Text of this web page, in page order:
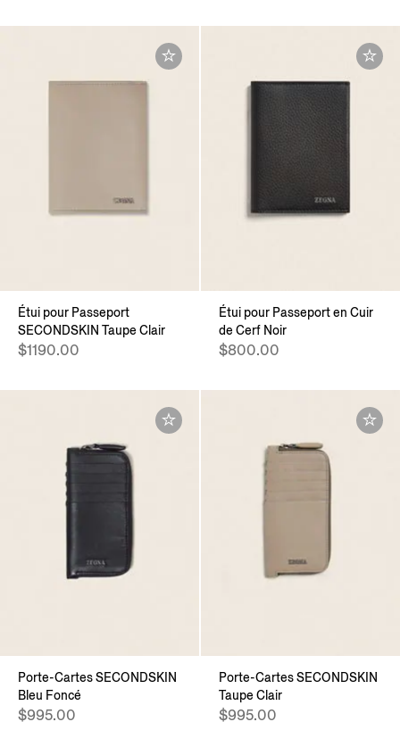
Étui pour Passeport
SECONDSKIN Taupe Clair
$1190.00
Étui pour Passeport en Cuir
de Cerf Noir
$800.00
Porte-Cartes SECONDSKIN
Bleu Foncé
$995.00
Porte-Cartes SECONDSKIN
Taupe Clair
$995.00